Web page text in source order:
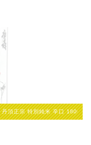
丹頂正宗 特別純米 辛口 1800ml